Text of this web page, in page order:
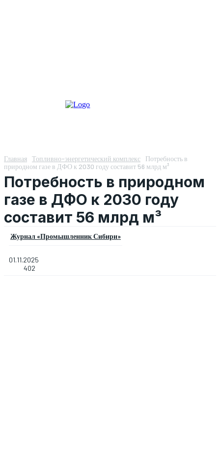
Главная Топливно-энергетический комплекс
Потребность в
природном газе в ДФО к 2030 году составит 56 млрд м³
Потребность в природном
газе в ДФО к 2030 году
составит 56 млрд м³
Журнал «Промышленник Сибири»
01.11.2025
402